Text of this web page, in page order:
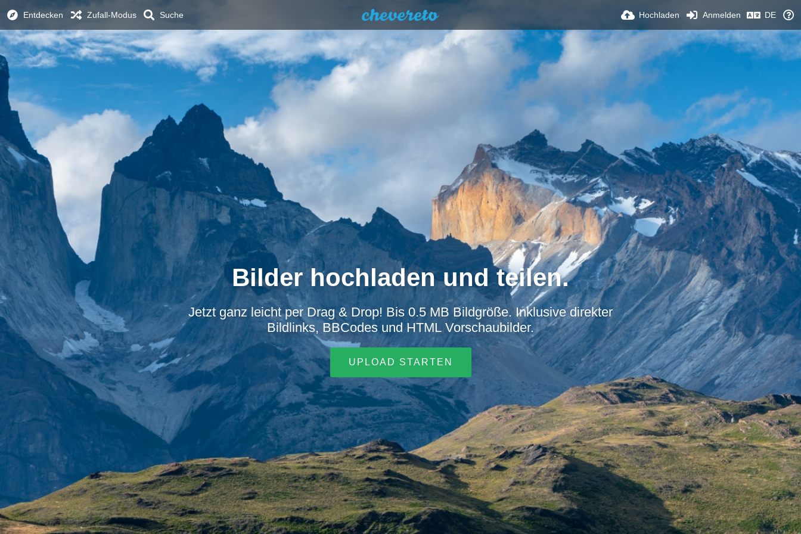
Entdecken Zufall-Modus Suche Hochladen Anmelden DE
Bilder hochladen und teilen.
Jetzt ganz leicht per Drag & Drop! Bis 0.5 MB Bildgröße. Inklusive direkter
Bildlinks, BBCodes und HTML Vorschaubilder.
UPLOAD STARTEN